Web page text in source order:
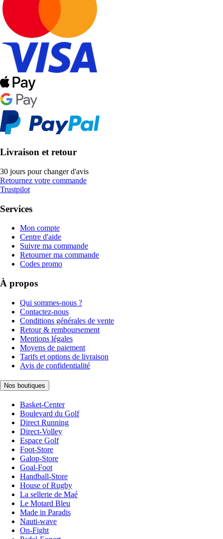
Livraison et retour
30 jours pour changer d'avis
Retournez votre commande
Trustpilot
Services
Mon compte
Centre d'aide
Suivre ma commande
Retourner ma commande
Codes promo
À propos
Qui sommes-nous ?
Contactez-nous
Conditions générales de vente
Retour & remboursement
Mentions légales
Moyens de paiement
Tarifs et options de livraison
Avis de confidentialité
Nos boutiques
Basket-Center
Boulevard du Golf
Direct Running
Direct-Volley
Espace Golf
Foot-Store
Galop-Store
Goal-Foot
Handball-Store
House of Rugby
La sellerie de Maé
Le Motard Bleu
Made in Paradis
Nauti-wave
On-Fight